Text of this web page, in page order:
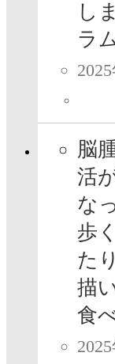
し
ラ
脳
活
な
歩
た
描
食